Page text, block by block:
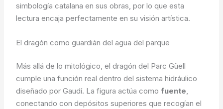
simbología catalana en sus obras, por lo que esta
lectura encaja perfectamente en su visión artística.
El dragón como guardián del agua del parque
Más allá de lo mitológico, el dragón del Parc Güell
cumple una función real dentro del sistema hidráulico
diseñado por Gaudí. La figura actúa comofuente,
conectando con depósitos superiores que recogían el